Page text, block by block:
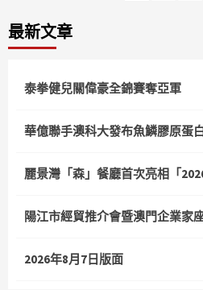
最新文章
泰拳健兒關偉豪全錦賽奪亞軍
華億聯手澳科大發布魚鱗膠原蛋
麗景灣「森」餐廳首次亮相「
陽江市經貿推介會暨澳門企業家
2026年8月7日版面